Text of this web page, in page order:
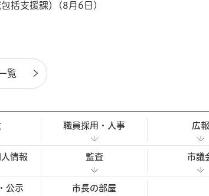
括支援課）(8月6日)
覧
職員採用・人事 広報
情報 監査 市議
公示 市長の部屋